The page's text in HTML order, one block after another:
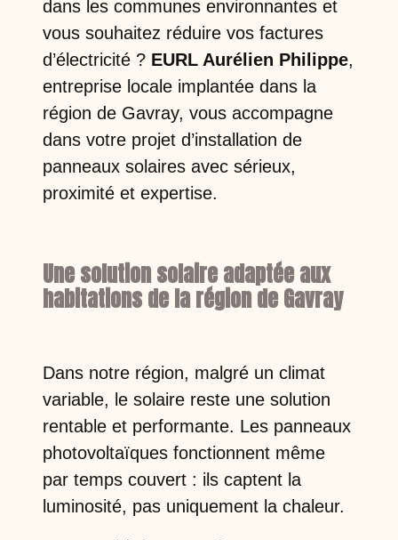
dans les communes environnantes et
vous souhaitez réduire vos factures
d’électricité ? EURL Aurélien Philippe,
entreprise locale implantée dans la
région de Gavray, vous accompagne
dans votre projet d’installation de
panneaux solaires avec sérieux,
proximité et expertise.
Une solution solaire adaptée aux
habitations de la région de Gavray
Dans notre région, malgré un climat
variable, le solaire reste une solution
rentable et performante. Les panneaux
photovoltaïques fonctionnent même
par temps couvert : ils captent la
luminosité, pas uniquement la chaleur.